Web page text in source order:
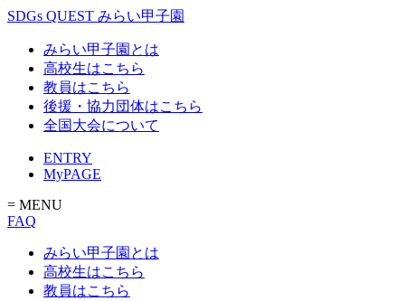
SDGs QUEST みらい甲子園
みらい甲子園とは
高校生はこちら
教員はこちら
後援・協力団体はこちら
全国大会について
ENTRY
MyPAGE
= MENU
FAQ
みらい甲子園とは
高校生はこちら
教員はこちら